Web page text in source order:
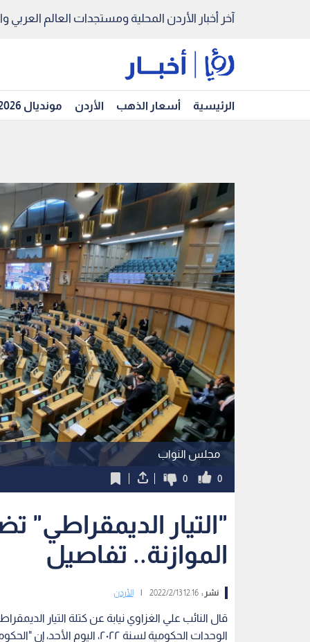
آخر أخبار الأردن المحلية ومستجدات العالم العربي
الرئيسية أسعار الذهب الأردن مونديال 2026
مجلس النواب
0
0
"التيار
الموازنة.. تفاصيل
نشر :12:16 2022/2/13 الأردن
قال النائب علي الغزاوي نيابة عن كتلة التيار
الوحدات الحكومية لسنة ٢٠٢٢،